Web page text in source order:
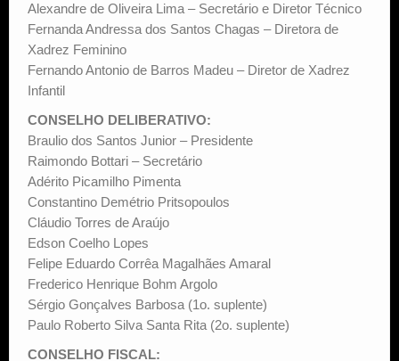
Alexandre de Oliveira Lima – Secretário e Diretor Técnico
Fernanda Andressa dos Santos Chagas – Diretora de
Xadrez Feminino
Fernando Antonio de Barros Madeu – Diretor de Xadrez
Infantil
CONSELHO DELIBERATIVO:
Braulio dos Santos Junior – Presidente
Raimondo Bottari – Secretário
Adérito Picamilho Pimenta
Constantino Demétrio Pritsopoulos
Cláudio Torres de Araújo
Edson Coelho Lopes
Felipe Eduardo Corrêa Magalhães Amaral
Frederico Henrique Bohm Argolo
Sérgio Gonçalves Barbosa (1o. suplente)
Paulo Roberto Silva Santa Rita (2o. suplente)
CONSELHO FISCAL: